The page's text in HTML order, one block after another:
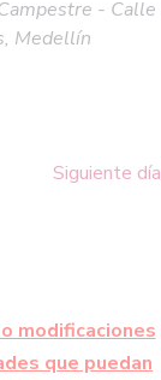
- Calle
Medellín
Siguiente día
modificaciones
que puedan